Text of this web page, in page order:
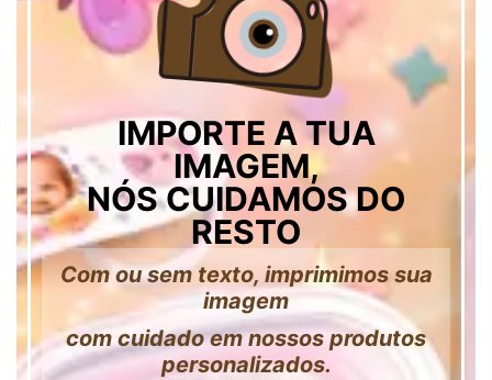
IMPORTE A TUA
IMAGEM,
NÓS CUIDAMOS DO
RESTO
Com ou sem texto, imprimimos sua
imagem
com cuidado em nossos produtos
personalizados.